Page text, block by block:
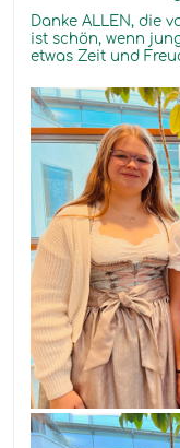
Danke ALLEN, die
ist schön, wenn
etwas Zeit und